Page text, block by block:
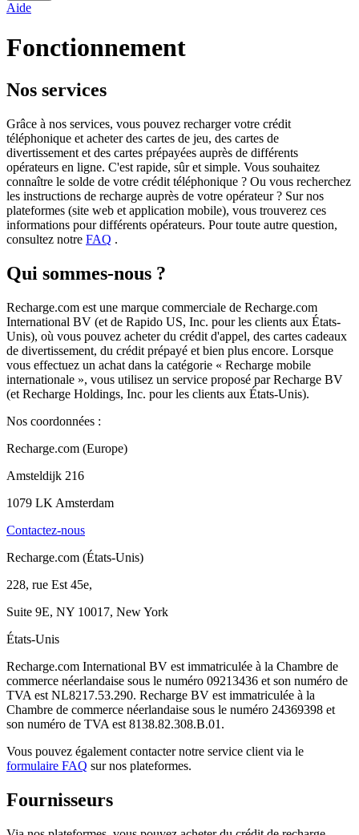
Aide
Fonctionnement
Nos services
Grâce à nos services, vous pouvez recharger votre crédit
téléphonique et acheter des cartes de jeu, des cartes de
divertissement et des cartes prépayées auprès de différents
opérateurs en ligne. C'est rapide, sûr et simple. Vous souhaitez
connaître le solde de votre crédit téléphonique ? Ou vous recherchez
les instructions de recharge auprès de votre opérateur ? Sur nos
plateformes (site web et application mobile), vous trouverez ces
informations pour différents opérateurs. Pour toute autre question,
consultez notre FAQ .
Qui sommes-nous ?
Recharge.com est une marque commerciale de Recharge.com
International BV (et de Rapido US, Inc. pour les clients aux États-
Unis), où vous pouvez acheter du crédit d'appel, des cartes cadeaux
de divertissement, du crédit prépayé et bien plus encore. Lorsque
vous effectuez un achat dans la catégorie « Recharge mobile
internationale », vous utilisez un service proposé par Recharge BV
(et Recharge Holdings, Inc. pour les clients aux États-Unis).
Nos coordonnées :
Recharge.com (Europe)
Amsteldijk 216
1079 LK Amsterdam
Contactez-nous
Recharge.com (États-Unis)
228, rue Est 45e,
Suite 9E, NY 10017, New York
États-Unis
Recharge.com International BV est immatriculée à la Chambre de
commerce néerlandaise sous le numéro 09213436 et son numéro de
TVA est NL8217.53.290. Recharge BV est immatriculée à la
Chambre de commerce néerlandaise sous le numéro 24369398 et
son numéro de TVA est 8138.82.308.B.01.
Vous pouvez également contacter notre service client via le
formulaire FAQ sur nos plateformes.
Fournisseurs